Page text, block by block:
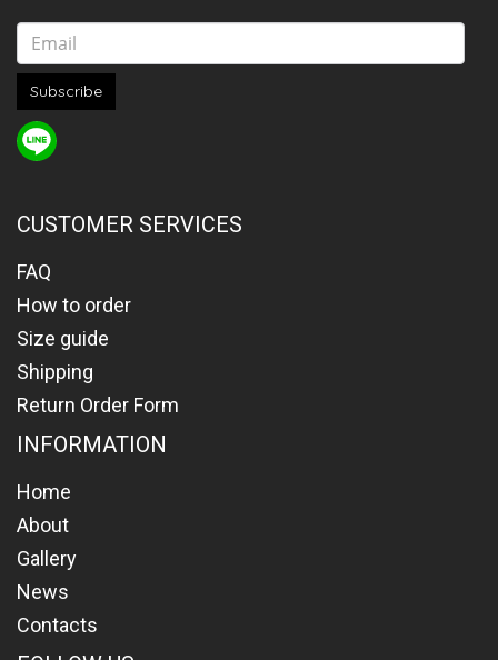
Subscribe
CUSTOMER SERVICES
FAQ
How to order
Size guide
Shipping
Return Order Form
INFORMATION
Home
About
Gallery
News
Contacts